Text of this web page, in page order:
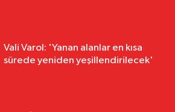
Vali Varol: 'Yanan alanlar en kısa
sürede yeniden yeşillendirilecek'